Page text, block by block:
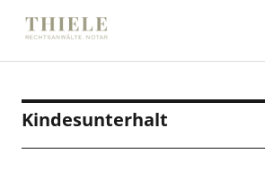
Thiele Rechtsanwälte
Kindesunterhalt